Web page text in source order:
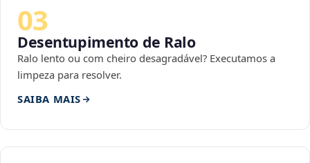
03
Desentupimento de Ralo
Ralo lento ou com cheiro desagradável? Executamos a
limpeza para resolver.
SAIBA MAIS